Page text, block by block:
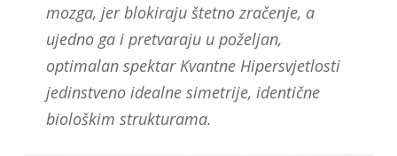
mozga, jer blokiraju štetno zračenje, a
ujedno ga i pretvaraju u poželjan,
optimalan spektar Kvantne Hipersvjetlosti
jedinstveno idealne simetrije, identične
biološkim strukturama.